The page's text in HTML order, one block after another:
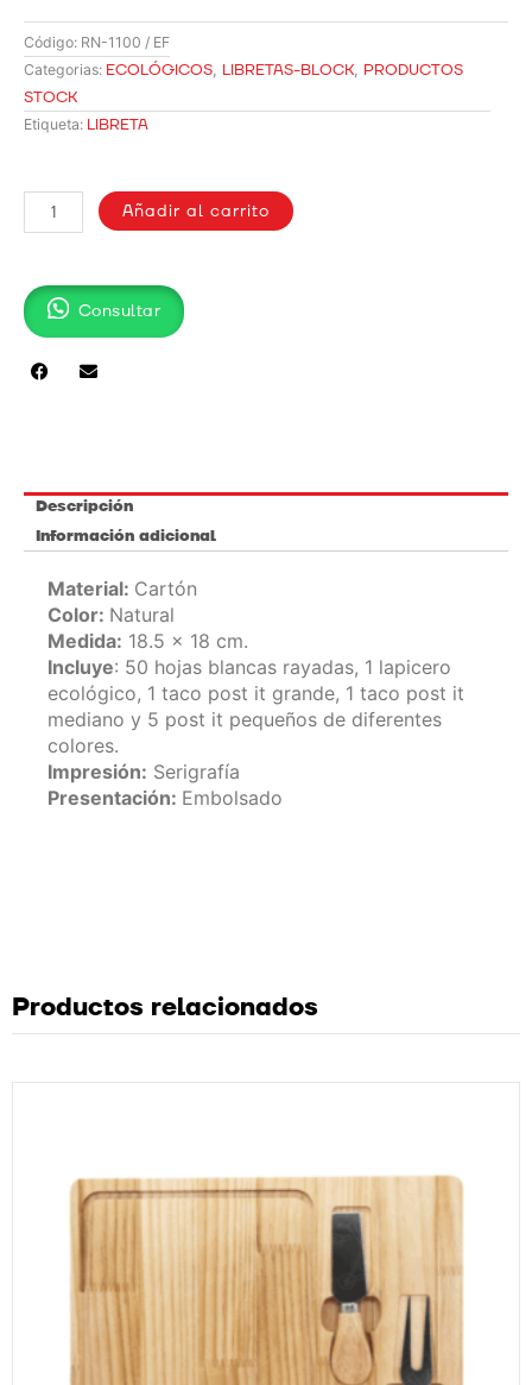
Código: RN-1100 / EF
Categorias: ECOLÓGICOS, LIBRETAS-BLOCK, PRODUCTOS
STOCK
Etiqueta: LIBRETA
ECOLÓGICA
CON
IT
/
RN-
1100
Añadir al carrito
Consultar
Descripción
Información adicional
Material: Cartón
Color: Natural
Medida: 18.5 x 18 cm.
Incluye: 50 hojas blancas rayadas, 1 lapicero
ecológico, 1 taco post it grande, 1 taco post it
mediano y 5 post it pequeños de diferentes
colores.
Impresión: Serigrafía
Presentación: Embolsado
Productos relacionados